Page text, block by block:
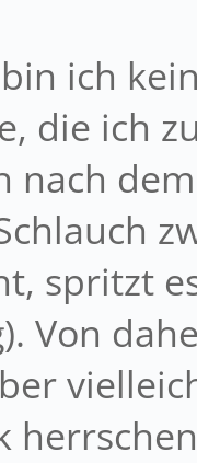
ich
die ich
nach
spritzt
Von